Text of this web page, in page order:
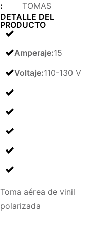
:
TOMAS
DETALLE DEL
PRODUCTO
Amperaje:15
Voltaje:110-130 V
Toma aérea de vinil
polarizada